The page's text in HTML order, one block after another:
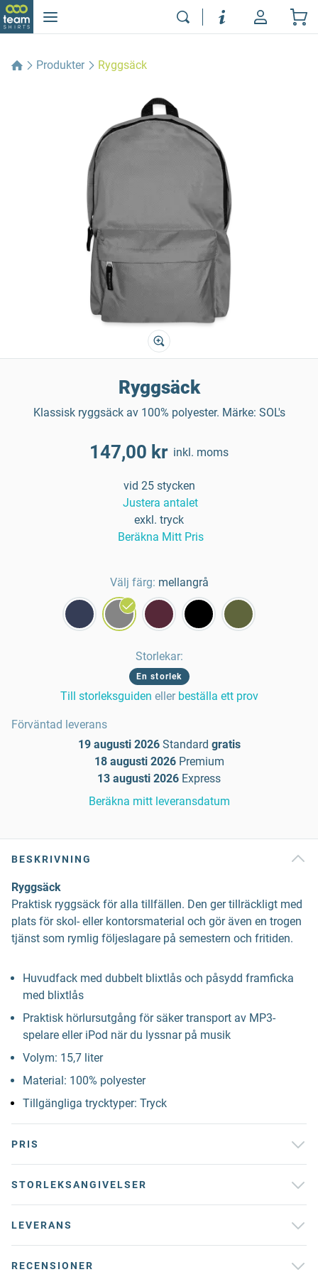
Produkter Ryggsäck
Ryggsäck
Klassisk ryggsäck av 100% polyester. Märke: SOL's
147,00 kr inkl. moms
vid 25 stycken
Justera antalet
exkl. tryck
Beräkna Mitt Pris
Välj färg: mellangrå
Storlekar:
En storlek
Till storleksguiden eller beställa ett prov
Förväntad leverans
19 augusti 2026 Standard gratis
18 augusti 2026 Premium
13 augusti 2026 Express
Beräkna mitt leveransdatum
BESKRIVNING
Ryggsäck
Praktisk ryggsäck för alla tillfällen. Den ger tillräckligt med
plats för skol- eller kontorsmaterial och gör även en trogen
tjänst som rymlig följeslagare på semestern och fritiden.
Huvudfack med dubbelt blixtlås och påsydd framficka
med blixtlås
Praktisk hörlursutgång för säker transport av MP3-
spelare eller iPod när du lyssnar på musik
Volym: 15,7 liter
Material: 100% polyester
Tillgängliga trycktyper: Tryck
PRIS
STORLEKSANGIVELSER
LEVERANS
RECENSIONER